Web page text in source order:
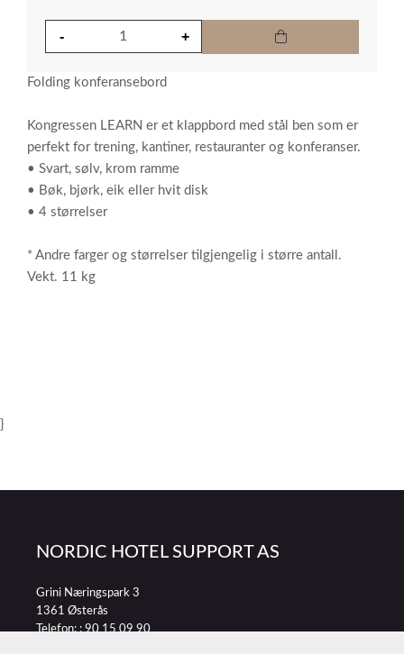
Folding konferansebord
Kongressen LEARN er et klappbord med stål ben som er
perfekt for trening, kantiner, restauranter og konferanser.
• Svart, sølv, krom ramme
• Bøk, bjørk, eik eller hvit disk
• 4 størrelser
* Andre farger og størrelser tilgjengelig i større antall.
Vekt. 11 kg
}
NORDIC HOTEL SUPPORT AS
Grini Næringspark 3
1361 Østerås
Telefon: :90 15 09 90